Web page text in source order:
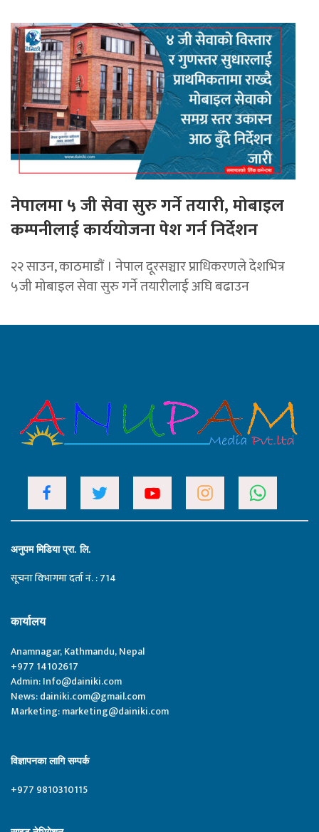
नेपालमा ५ जी सेवा सुरु गर्ने तयारी, मोबाइल
कम्पनीलाई कार्ययोजना पेश गर्न निर्देशन
२२ साउन, काठमाडाैं । नेपाल दूरसञ्चार प्राधिकरणले देशभित्र
५जी मोबाइल सेवा सुरु गर्ने तयारीलाई अघि बढाउन
अनुपम मिडिया प्रा. लि.
सूचना विभागमा दर्ता नं. : 714
कार्यालय
Anamnagar, Kathmandu, Nepal
+977 14102617
Admin:Info@dainiki.com
News:dainiki.com@gmail.com
Marketing:marketing@dainiki.com
विज्ञापनका लागि सम्पर्क
+977 9810310115